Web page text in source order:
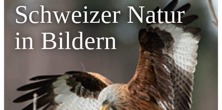
Schweizer Natur
in Bildern